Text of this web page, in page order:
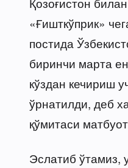
«Ғишткўприк»
постида
биринчи марта
кўздан кечириш
ўрнатилди, деб
қўмитаси
Эслатиб ўтамиз,